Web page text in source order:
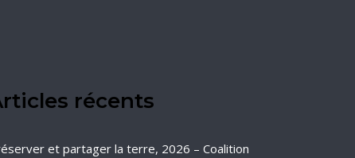
récents
et partager la terre, 2026 – Coalition